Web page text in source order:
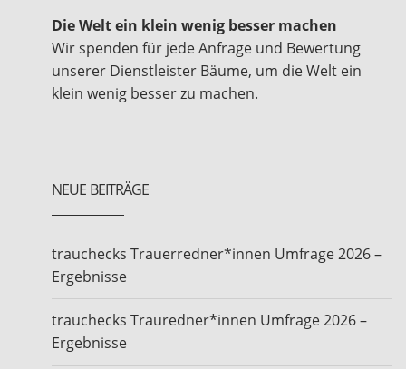
Die Welt ein klein wenig besser machen
Wir spenden für jede Anfrage und Bewertung
unserer Dienstleister Bäume, um die Welt ein
klein wenig besser zu machen.
NEUE BEITRÄGE
trauchecks Trauerredner*innen Umfrage 2026 –
Ergebnisse
trauchecks Trauredner*innen Umfrage 2026 –
Ergebnisse